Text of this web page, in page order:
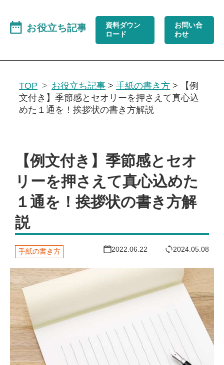
資料ダウン
ロード
お問い合
わせ
TOP お役立ち記事 >手紙の書き方 >
【例
文付き】季節感とセオリーを押さえて真心込
めた１通を！挨拶状の書き方解説
【例文付き】季節感とセオ
リーを押さえて真心込めた
１通を！挨拶状の書き方解
説
手紙の書き方 2022.06.22 2024.05.08